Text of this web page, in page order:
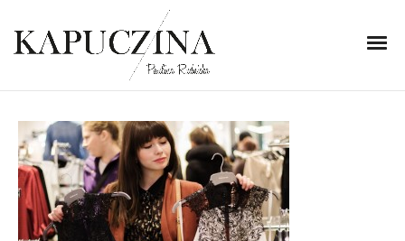
5 listopada 2013
IMG_1758
Written by